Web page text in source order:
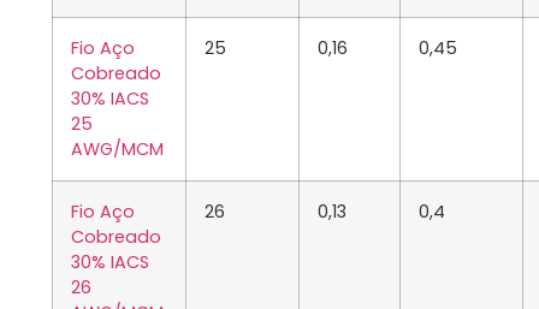
Fio Aço
Cobreado
30% IACS
25
AWG/MCM
25 0,16 0,45
Fio Aço
Cobreado
30% IACS
26
26 0,13 0,4